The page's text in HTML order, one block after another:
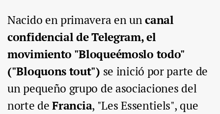
Nacido en primavera en uncanal
confidencial de Telegram, el
movimiento "Bloqueémoslo todo"
("Bloquons tout") se inició por parte de
un pequeño grupo de asociaciones del
norte deFrancia, "Les Essentiels", que